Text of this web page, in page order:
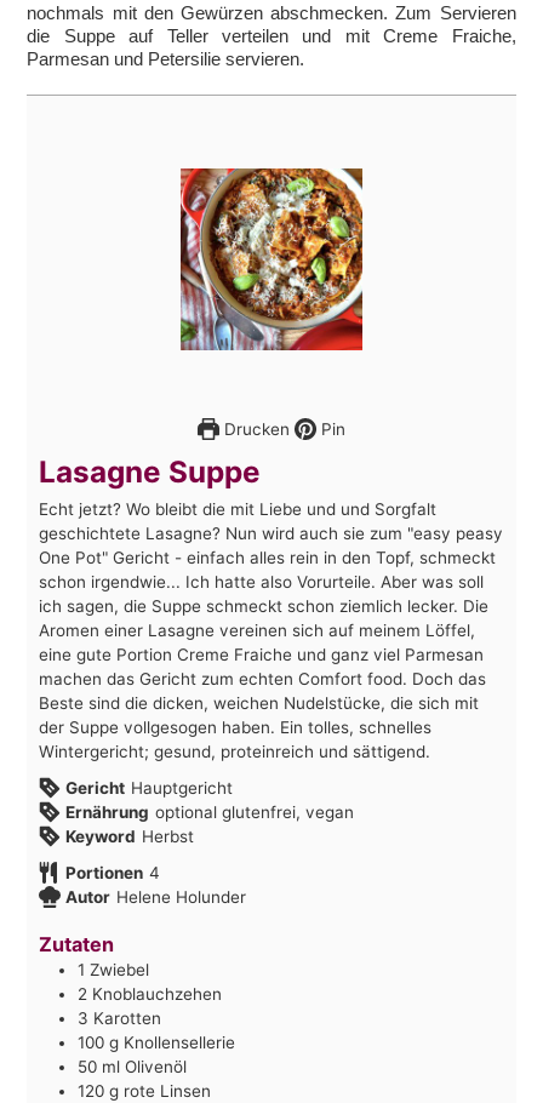
nochmals mit den Gewürzen abschmecken. Zum Servieren
die Suppe auf Teller verteilen und mit Creme Fraiche,
Parmesan und Petersilie servieren.
Drucken Pin
Lasagne Suppe
Echt jetzt? Wo bleibt die mit Liebe und und Sorgfalt
geschichtete Lasagne? Nun wird auch sie zum "easy peasy
One Pot" Gericht - einfach alles rein in den Topf, schmeckt
schon irgendwie... Ich hatte also Vorurteile. Aber was soll
ich sagen, die Suppe schmeckt schon ziemlich lecker. Die
Aromen einer Lasagne vereinen sich auf meinem Löffel,
eine gute Portion Creme Fraiche und ganz viel Parmesan
machen das Gericht zum echten Comfort food. Doch das
Beste sind die dicken, weichen Nudelstücke, die sich mit
der Suppe vollgesogen haben. Ein tolles, schnelles
Wintergericht; gesund, proteinreich und sättigend.
Gericht Hauptgericht
Ernährung optional glutenfrei, vegan
Keyword Herbst
Portionen 4
Autor Helene Holunder
Zutaten
1 Zwiebel
2 Knoblauchzehen
3 Karotten
100 g Knollensellerie
50 ml Olivenöl
120 g rote Linsen